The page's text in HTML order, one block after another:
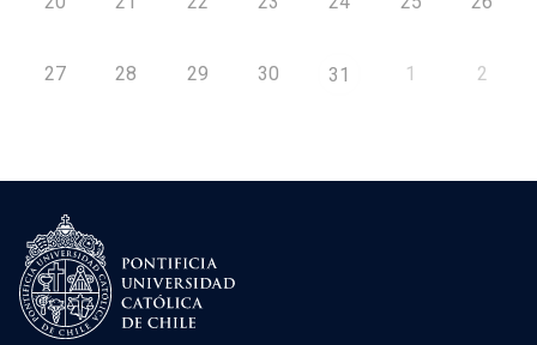
27 28 29 30 31 1 2